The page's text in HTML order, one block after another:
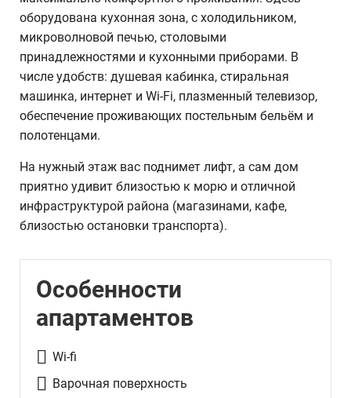
оборудована кухонная зона, с холодильником,
микроволновой печью, столовыми
принадлежностями и кухонными приборами. В
числе удобств: душевая кабинка, стиральная
машинка, интернет и Wi-Fi, плазменный телевизор,
обеспечение проживающих постельным бельём и
полотенцами.
На нужный этаж вас поднимет лифт, а сам дом
приятно удивит близостью к морю и отличной
инфраструктурой района (магазинами, кафе,
близостью остановки транспорта).
Особенности
апартаментов
Wi-fi
Варочная поверхность